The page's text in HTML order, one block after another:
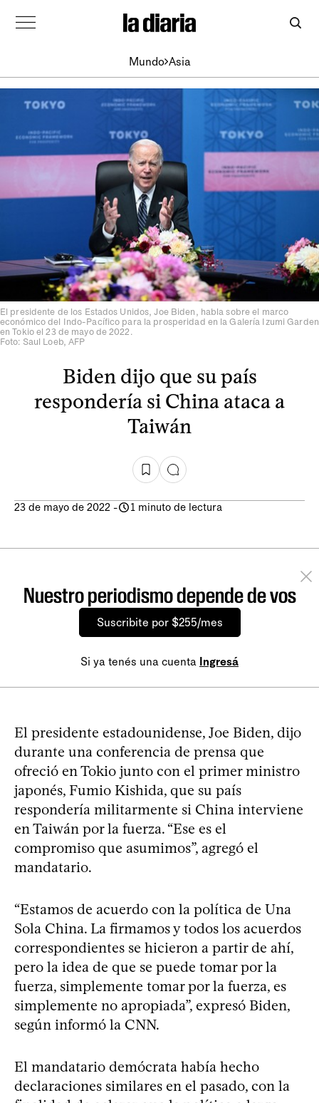
Mundo Asia
El presidente de los Estados Unidos, Joe Biden, habla sobre el marco
económico del Indo-Pacífico para la prosperidad en la Galería Izumi Garden
en Tokio el 23 de mayo de 2022.
Foto: Saul Loeb, AFP
Biden dijo que su país
respondería si China ataca a
Taiwán
23 de mayo de 2022 - 1 minuto de lectura
Nuestro periodismo depende de vos
Suscribite por $255/mes
Si ya tenés una cuenta Ingresá
El presidente estadounidense, Joe Biden, dijo
durante una conferencia de prensa que
ofreció en Tokio junto con el primer ministro
japonés, Fumio Kishida, que su país
respondería militarmente si China interviene
en Taiwán por la fuerza. “Ese es el
compromiso que asumimos”, agregó el
mandatario.
“Estamos de acuerdo con la política de Una
Sola China. La firmamos y todos los acuerdos
correspondientes se hicieron a partir de ahí,
pero la idea de que se puede tomar por la
fuerza, simplemente tomar por la fuerza, es
simplemente no apropiada”, expresó Biden,
según informó la CNN.
El mandatario demócrata había hecho
declaraciones similares en el pasado, con la